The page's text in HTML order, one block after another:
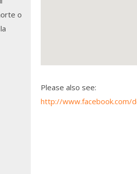
o
Please also see:
http://www.facebook.com/